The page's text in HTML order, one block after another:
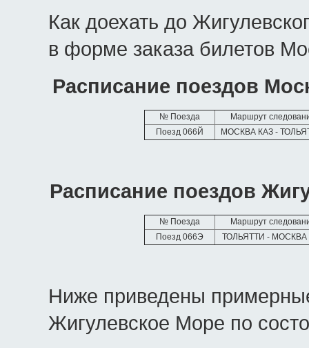
Как доехать до
в форме заказа билетов
Расписание поездов
№ Поезда
Маршрут
Поезд 066Й
МОСКВА КАЗ -
Расписание поездов
№ Поезда
Маршрут
Поезд 066Э
ТОЛЬЯТТИ - МОСКВА
Ниже приведены
Жигулевское Море по